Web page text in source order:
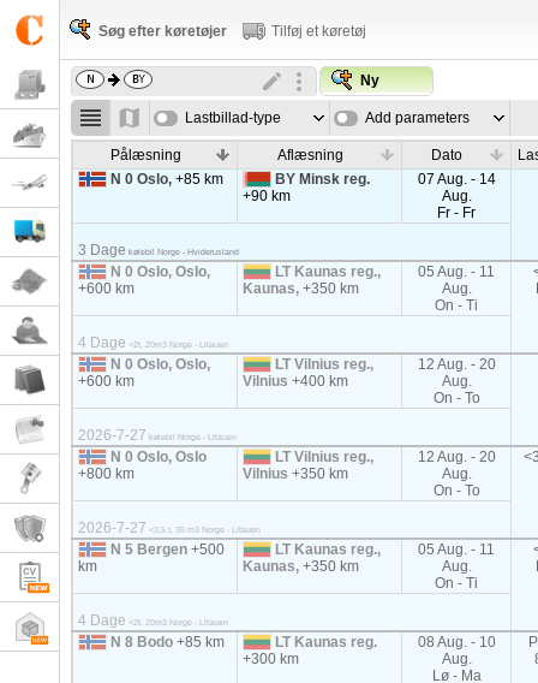
Søg efter køretøjer Tilføj et køretøj
Ny
Lastbillad-type Add parameters
Pålæsning Aflæsning Dato
N 0 Oslo,+85 km
BY Minsk reg.
+90 km
07 Aug. - 14
Aug.
Fr - Fr
3 Dage kølebil Norge - Hviderusland
N 0 Oslo, Oslo,
+600 km
LT Kaunas reg.,
Kaunas,+350 km
05 Aug. - 11
Aug.
On - Ti
4 Dage <2t, 20m3 Norge - Litauen
N 0 Oslo, Oslo,
+600 km
LT Vilnius reg.,
Vilnius+400 km
12 Aug. - 20
Aug.
On - To
2026-7-27 kølebil Norge - Litauen
N 0 Oslo, Oslo
+800 km
LT Vilnius reg.,
Vilnius+350 km
12 Aug. - 20
Aug.
On - To
2026-7-27 <3,5 t, 35 m3 Norge - Litauen
N 5 Bergen+500
km
LT Kaunas reg.,
Kaunas,+350 km
05 Aug. - 11
Aug.
On - Ti
4 Dage <2t, 20m3 Norge - Litauen
N 8 Bodo+85 km
LT Kaunas reg.
+300 km
08 Aug. - 10
Aug.
Lø - Ma